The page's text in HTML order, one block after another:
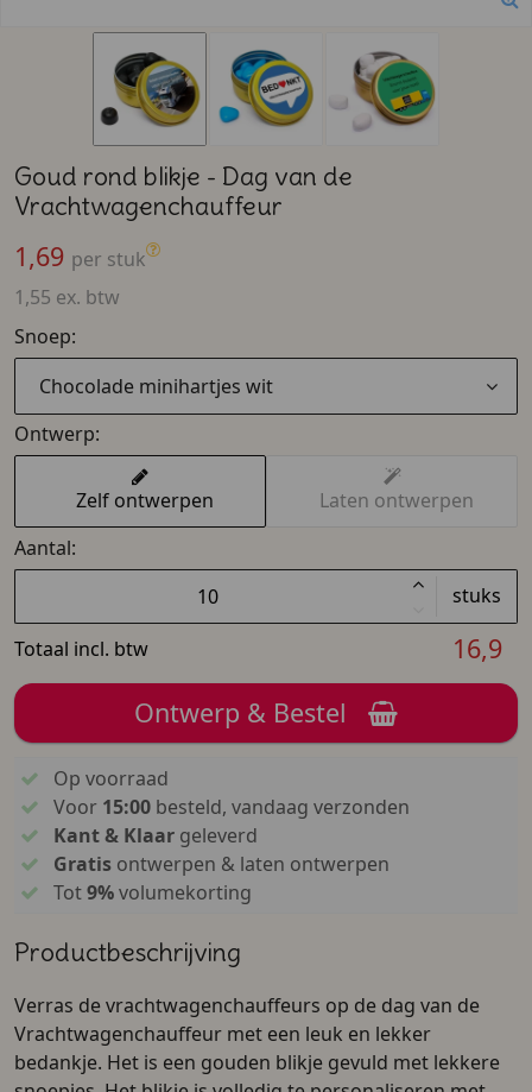
Goud rond blikje - Dag van de
Vrachtwagenchauffeur
1,69 per stuk
1,55 ex. btw
Snoep:
Chocolade minihartjes wit
Ontwerp:
Zelf ontwerpen
Laten ontwerpen
Aantal:
stuks
Totaal incl. btw
16,9
Ontwerp & Bestel
Op voorraad
Voor 15:00besteld, vandaag verzonden
Kant & Klaargeleverd
Gratisontwerpen & laten ontwerpen
Tot9%volumekorting
Productbeschrijving
Verras de vrachtwagenchauffeurs op de dag van de
Vrachtwagenchauffeur met een leuk en lekker
bedankje. Het is een gouden blikje gevuld met lekkere